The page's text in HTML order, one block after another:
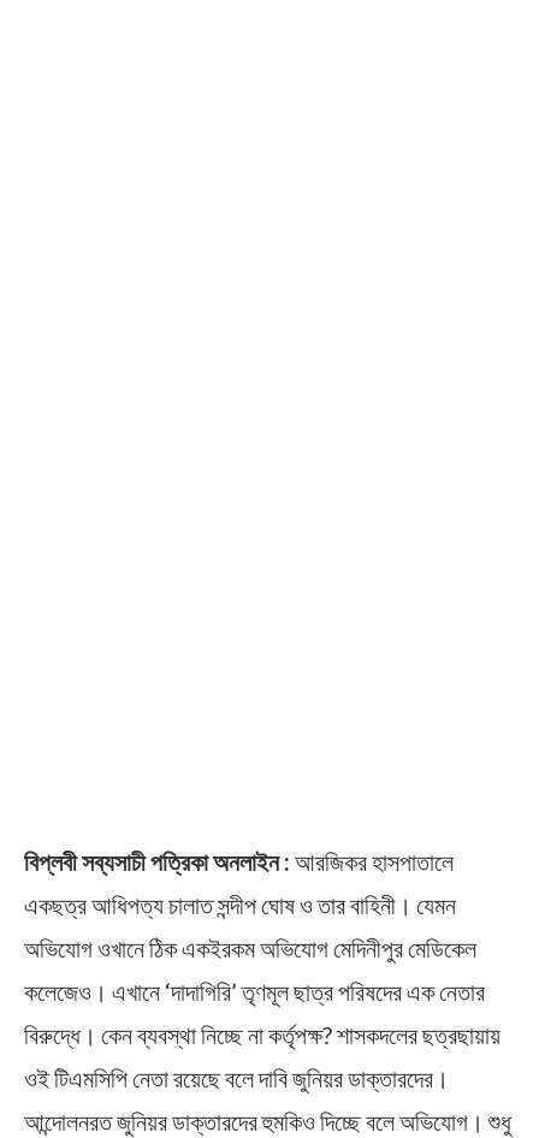
বিপ্লবী সব্যসাচী পত্রিকা অনলাইন : আরজিকর হাসপাতালে
একছত্র আধিপত্য চালাত সন্দীপ ঘোষ ও তার বাহিনী। যেমন
অভিযোগ ওখানে ঠিক একইরকম অভিযোগ মেদিনীপুর মেডিকেল
কলেজেও। এখানে ‘দাদাগিরি’ তৃণমূল ছাত্র পরিষদের এক নেতার
বিরুদ্ধে। কেন ব্যবস্থা নিচ্ছে না কর্তৃপক্ষ? শাসকদলের ছত্রছায়ায়
ওই টিএমসিপি নেতা রয়েছে বলে দাবি জুনিয়র ডাক্তারদের।
আন্দোলনরত জুনিয়র ডাক্তারদের হুমকিও দিচ্ছে বলে অভিযোগ। শুধু